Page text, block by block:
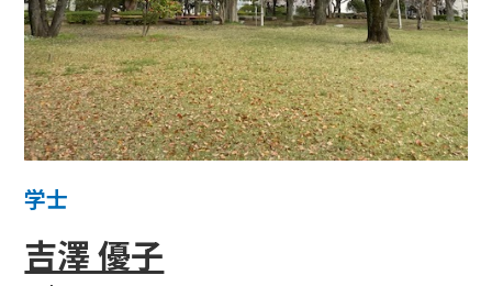
学士
吉澤 優子